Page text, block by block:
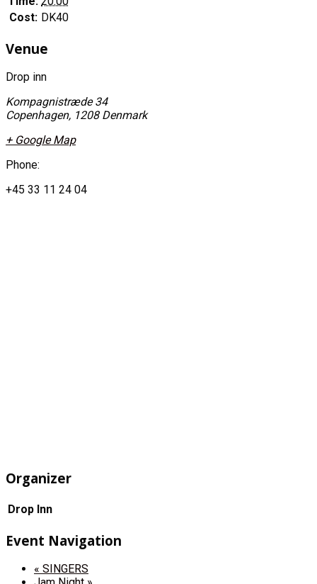
Cost: DK40
Venue
Drop inn
Kompagnistræde 34
Copenhagen, 1208 Denmark
+ Google Map
Phone:
+45 33 11 24 04
Organizer
Drop Inn
Event Navigation
« SINGERS